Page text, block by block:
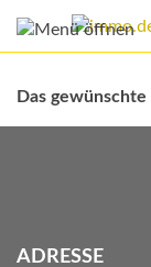
Das
ADRESSE